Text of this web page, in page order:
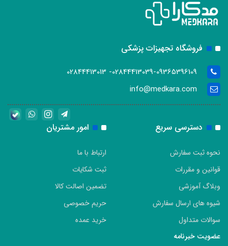
فروشگاه تجهیزات پزشکی
02844413039-09365396109- 02844413013
info@medkara.com
دسترسی سریع
نحوه ثبت سفارش
قوانین و مقررات
وبلاگ آموزشی
شیوه های ارسال سفارش
سوالات متداول
امور مشتریان
ارتباط با ما
ثبت شکایات
تضمین اصالت کالا
حریم خصوصی
خرید عمده
عضویت خبرنامه